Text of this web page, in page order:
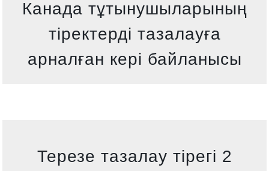
Канада тұтынушыларының
тіректерді тазалауға
арналған кері байланысы
Терезе тазалау тірегі 2